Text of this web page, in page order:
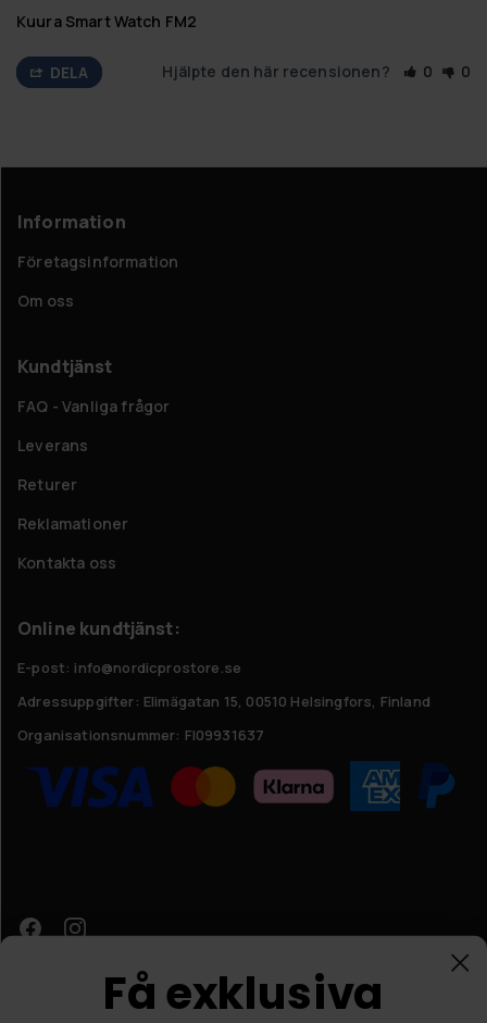
Kuura Smart Watch FM2
DELA Hjälpte den här recensionen? 0 0
Information
Företagsinformation
Om oss
Kundtjänst
FAQ - Vanliga frågor
Leverans
Returer
Reklamationer
Kontakta oss
Online kundtjänst:
E-post: info@nordicprostore.se
Adressuppgifter: Elimägatan 15, 00510 Helsingfors, Finland
Organisationsnummer: FI09931637
Få exklusiva